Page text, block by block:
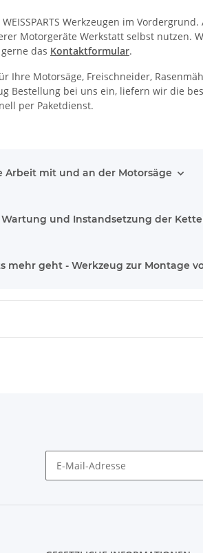
Werkzeugen im
Motorgeräte Werkstatt selbst nutzen.
das Kontaktformular.
Ihre Motorsäge, Freischneider,
Bestellung bei uns ein, liefern wir die
per Paketdienst.
mit und an der Motorsäge
und Instandsetzung der
mehr geht - Werkzeug zur Montage